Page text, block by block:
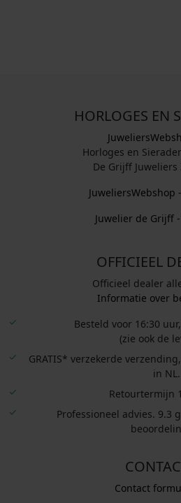
HORLOGES EN
Horloges en
De Grijff
JuweliersWebshop
Juwelier de Grijff
OFFICIEEL
Officieel dealer
Informatie over
Besteld voor 16:30
(zie ook de
GRATIS* verzekerde
in NL.
Retourtermijn
Professioneel advies. 9.3
Contact